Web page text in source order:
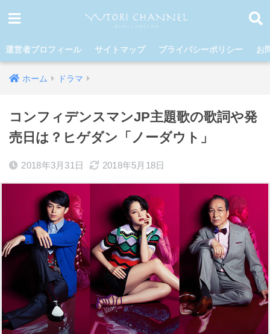
運営者プロフィール サイトマップ プライバシーポリシー お
ホーム ドラマ
コンフィデンスマンJP主題歌の歌詞や発
売日は？ヒゲダン「ノーダウト」
2018年3月31日 2018年5月18日